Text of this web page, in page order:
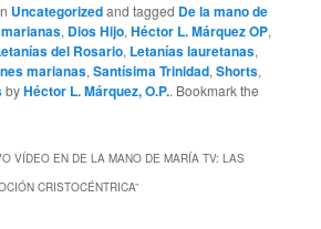
Uncategorizedand tagged De la mano de
, Dios Hijo,Héctor L. Márquez OP,
del Rosario, Letanías lauretanas,
marianas,Santísima Trinidad,Shorts,
byHéctor L. Márquez, O.P.. Bookmark the
VÍDEO EN DE LA MANO DE MARÍA TV: LAS
CRISTOCÉNTRICA”